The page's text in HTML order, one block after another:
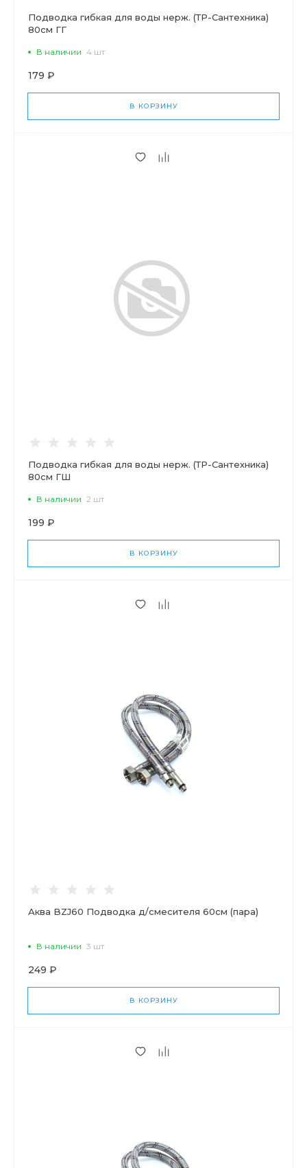
Подводка гибкая для воды нерж. (ТР-Сантехника)
80см ГГ
В наличии 4 шт
179 ₽
В КОРЗИНУ
Подводка гибкая для воды нерж. (ТР-Сантехника)
80см ГШ
В наличии 2 шт
199 ₽
В КОРЗИНУ
Аква BZJ60 Подводка д/смесителя 60см (пара)
В наличии 3 шт
249 ₽
В КОРЗИНУ